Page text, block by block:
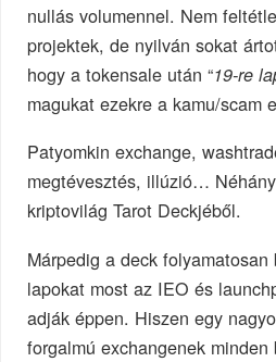
nullás volumennel. Nem
projektek, de nyilván sokat
hogy a tokensale után “19-re
magukat ezekre a kamu/scam
Patyomkin exchange,
megtévesztés, illúzió…
kriptovilág Tarot Deckjéből.
Márpedig a deck
lapokat most az IEO és
adják éppen. Hiszen egy
forgalmú exchangenek